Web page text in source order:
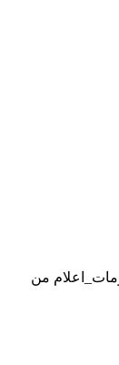
المعلومات_اعلام من